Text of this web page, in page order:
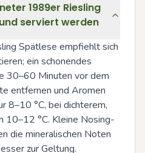
1989er Riesling
serviert werden
Spätlese empfiehlt sich
ein schonendes
30–60 Minuten vor dem
entfernen und Aromen
8–10 °C, bei dichterem,
10–12 °C. Kleine Nosing-
die mineralischen Noten
zur Geltung.